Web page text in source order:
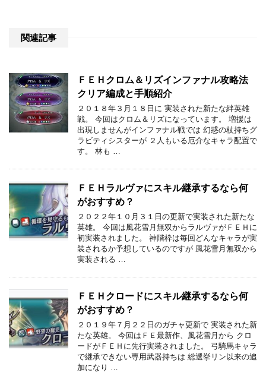
関連記事
ＦＥＨクロム＆リズインファナル攻略法
クリア編成と手順紹介
２０１８年３月１８日に 実装された新たな絆英雄
戦。 今回はクロム＆リズになっています。 増援は
出現しませんがインファナル戦では 幻惑の杖持ちグ
ラビティシスターが ２人もいる厄介なキャラ配置で
す。 林も …
ＦＥＨラルヴァにスキル継承するなら何
がおすすめ？
２０２２年１０月３１日の更新で実装された新たな
英雄。 今回は風花雪月無双からラルヴァがＦＥＨに
初実装されました。 神階枠は毎回どんなキャラが実
装されるか予想しているのですが 風花雪月無双から
実装される …
ＦＥＨクロードにスキル継承するなら何
がおすすめ？
２０１９年７月２２日のガチャ更新で 実装された新
たな英雄。 今回はＦＥ最新作、風花雪月から クロ
ードがＦＥＨに先行実装されました。 弓騎馬キャラ
で継承できない専用武器持ちは 総選挙リン以来の追
加になり …